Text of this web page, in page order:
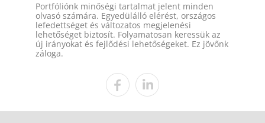
Portfóliónk minőségi tartalmat jelent minden
olvasó számára. Egyedülálló elérést, országos
lefedettséget és változatos megjelenési
lehetőséget biztosít. Folyamatosan keressük az
új irányokat és fejlődési lehetőségeket. Ez jövőnk
záloga.